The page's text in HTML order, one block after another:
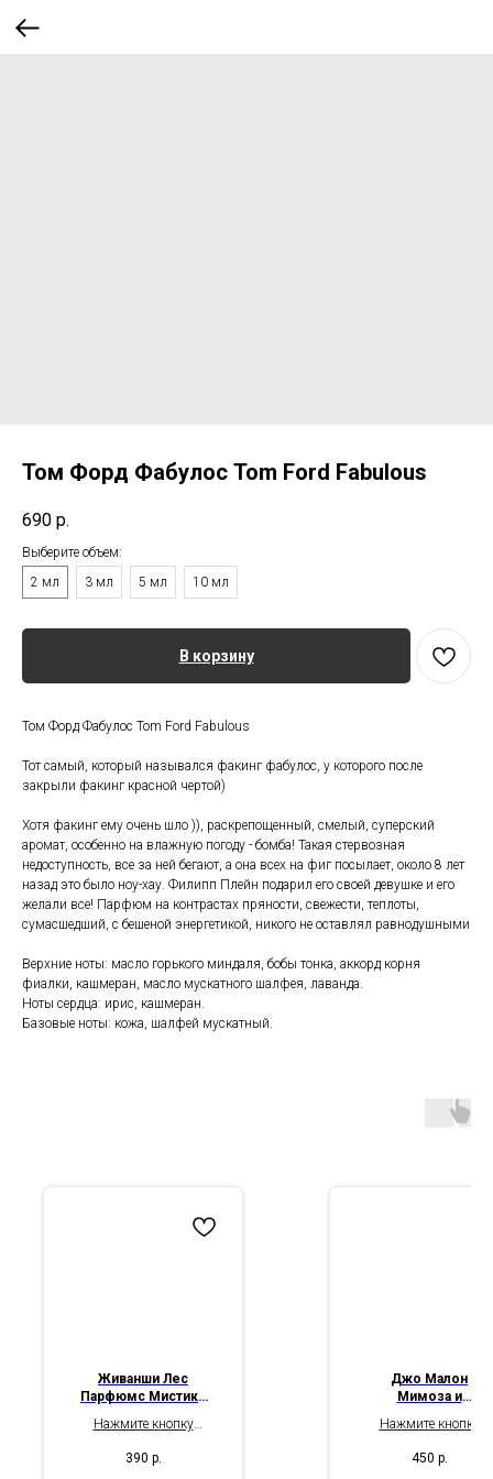
Том Форд Фабулос Tom Ford Fabulous
690 р.
Выберите объем:
2 мл
3 мл 5 мл 10 мл
В корзину
Том Форд Фабулос Tom Ford Fabulous
Тот самый, который назывался факинг фабулос, у которого после
закрыли факинг красной чертой)
Хотя факинг ему очень шло )), раскрепощенный, смелый, суперский
аромат, особенно на влажную погоду - бомба! Такая стервозная
недоступность, все за ней бегают, а она всех на фиг посылает, около 8 лет
назад это было ноу-хау. Филипп Плейн подарил его своей девушке и его
желали все! Парфюм на контрастах пряности, свежести, теплоты,
сумасшедший, с бешеной энергетикой, никого не оставлял равнодушными
Верхние ноты: масло горького миндаля, бобы тонка, аккорд корня
фиалки, кашмеран, масло мускатного шалфея, лаванда.
Ноты сердца: ирис, кашмеран.
Базовые ноты: кожа, шалфей мускатный.
Живанши Лес
Парфюмс Мистикс
Givenchy Les
Givenchy III
Нажмите кнопку
ознакомиться с
390 р.
Джо Малон
Мимоза и
Malone Mimosa &
Нажмите кнопку
ознакомиться с
450 р.